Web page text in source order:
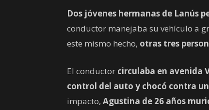
Dos jóvenes hermanas de Lanús
conductor manejaba su vehículo a
este mismo hecho, otras tres
El conductor circulaba en avenida
control del auto y chocó contra
impacto, Agustina de 26 años